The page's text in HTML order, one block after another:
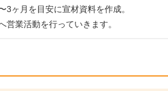
ヶ月を目安に宣材資料を作成。
業活動を行っていきます。